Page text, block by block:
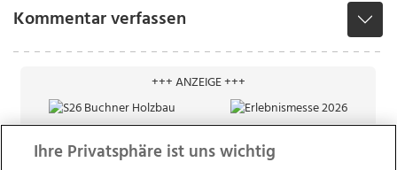
Kommentar verfassen
+++ ANZEIGE +++
Ihre Privatsphäre ist uns wichtig